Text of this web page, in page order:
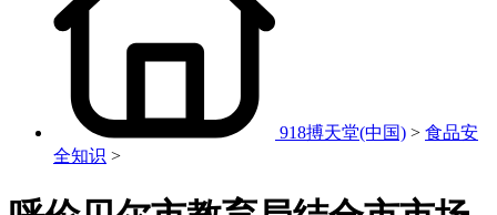
918搏天堂(中国) > 食品安
全知识 >